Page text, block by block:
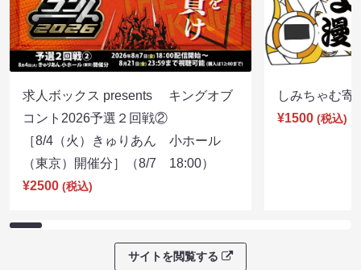
求人ボックス presents キングオブ
コント2026予選２回戦②
［8/4（火）きゅりあん 小ホール
（東京）開催分］（8/7 18:00）
¥2500 (税込)
しみちゃむ
¥1500 (税込)
サイトを閲覧する